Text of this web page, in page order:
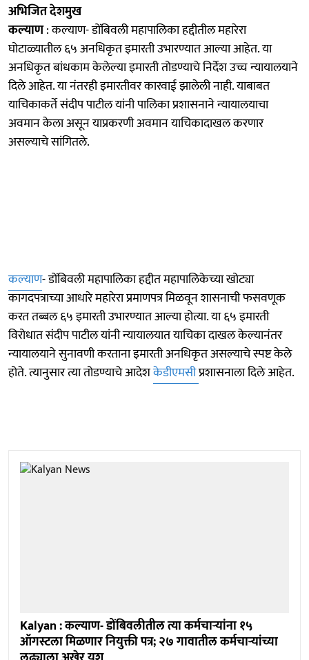
अभिजित देशमुख
कल्याण: कल्याण- डोंबिवली महापालिका हद्दीतील महारेरा
घोटाळ्यातील ६५ अनधिकृत इमारती उभारण्यात आल्या आहेत. या
अनधिकृत बांधकाम केलेल्या इमारती तोडण्याचे निर्देश उच्च न्यायालयाने
दिले आहेत. या नंतरही इमारतीवर कारवाई झालेली नाही. याबाबत
याचिकाकर्ते संदीप पाटील यांनी पालिका प्रशासनाने न्यायालयाचा
अवमान केला असून याप्रकरणी अवमान याचिकादाखल करणार
असल्याचे सांगितले.
कल्याण- डोंबिवली महापालिका हद्दीत महापालिकेच्या खोट्या
कागदपत्राच्या आधारे महारेरा प्रमाणपत्र मिळवून शासनाची फसवणूक
करत तब्बल ६५ इमारती उभारण्यात आल्या होत्या. या ६५ इमारती
विरोधात संदीप पाटील यांनी न्यायालयात याचिका दाखल केल्यानंतर
न्यायालयाने सुनावणी करताना इमारती अनधिकृत असल्याचे स्पष्ट केले
होते. त्यानुसार त्या तोडण्याचे आदेशकेडीएमसीप्रशासनाला दिले आहेत.
Kalyan : कल्याण- डोंबिवलीतील त्या कर्मचाऱ्यांना १५
ऑगस्टला मिळणार नियुक्ती पत्र; २७ गावातील कर्मचाऱ्यांच्या